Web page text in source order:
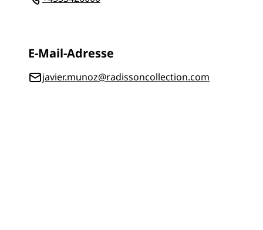
E-Mail-Adresse
javier.munoz@radissoncollection.com